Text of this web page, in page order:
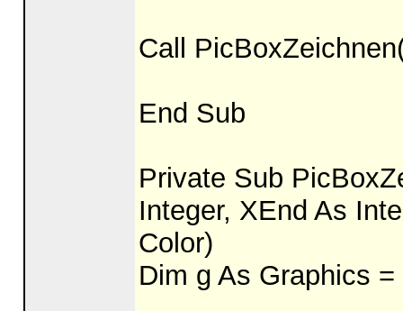
Call
End Sub
Private Sub
Integer, XEnd As
Color)
Dim g As Graphics